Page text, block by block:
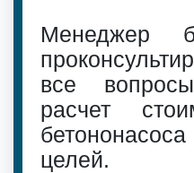
Менеджер
все
расчет
целей.